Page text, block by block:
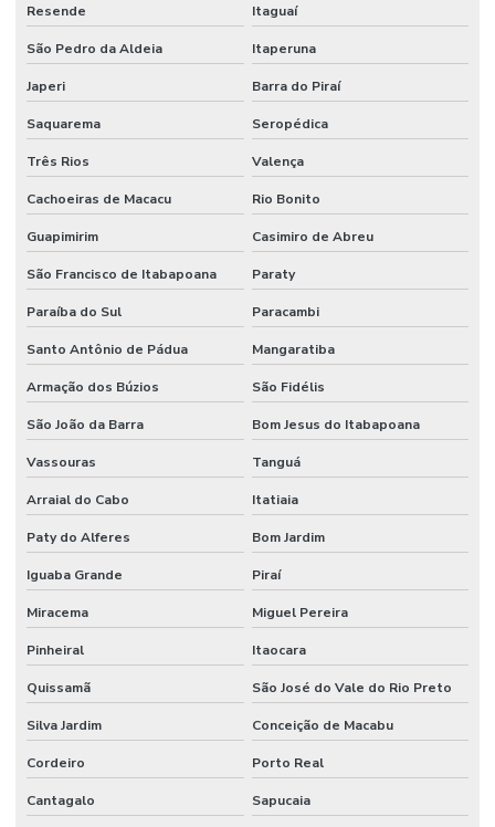
Resende Itaguaí
São Pedro da Aldeia Itaperuna
Japeri Barra do Piraí
Saquarema Seropédica
Três Rios Valença
Cachoeiras de Macacu Rio Bonito
Guapimirim Casimiro de Abreu
São Francisco de Itabapoana Paraty
Paraíba do Sul Paracambi
Santo Antônio de Pádua Mangaratiba
Armação dos Búzios São Fidélis
São João da Barra Bom Jesus do Itabapoana
Vassouras Tanguá
Arraial do Cabo Itatiaia
Paty do Alferes Bom Jardim
Iguaba Grande Piraí
Miracema Miguel Pereira
Pinheiral Itaocara
Quissamã São José do Vale do Rio Preto
Silva Jardim Conceição de Macabu
Cordeiro Porto Real
Cantagalo Sapucaia